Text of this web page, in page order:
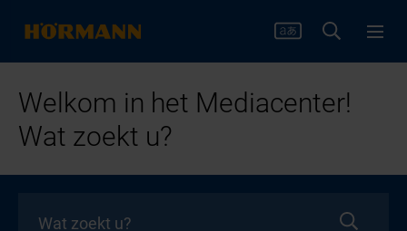
Welkom in het Mediacenter!
Wat zoekt u?